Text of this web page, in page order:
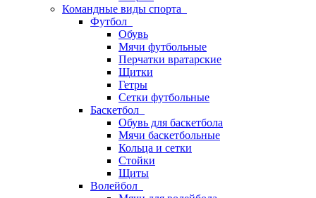
Командные виды спорта
Футбол
Обувь
Мячи футбольные
Перчатки вратарские
Щитки
Гетры
Сетки футбольные
Баскетбол
Обувь для баскетбола
Мячи баскетбольные
Кольца и сетки
Стойки
Щиты
Волейбол